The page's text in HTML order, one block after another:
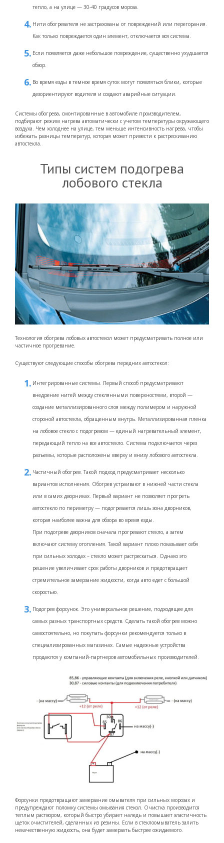
тепло, а на улице — 30-40 градусов мороза.
Нити обогревателя не застрахованы от повреждений или перегорания.
Как только повреждается один элемент, отключается вся система.
Если появляется даже небольшое повреждение, существенно ухудшается
обзор.
Во время езды в темное время суток могут появляться блики, которые
дезориентируют водителя и создают аварийные ситуации.
Системы обогрева, смонтированные в автомобиле производителем,
подбирают режим нагрева автоматически с учетом температуры окружающего
воздуха. Чем холоднее на улице, тем меньше интенсивность нагрева, чтобы
избежать разницы температур, которая может привести к растрескиванию
автостекла.
Типы систем подогрева
лобового стекла
Технология обогрева лобовых автостекол может предусматривать полное или
частичное прогревание.
Существуют следующие способы обогрева передних автостекол:
Интегрированные системы. Первый способ предусматривают
внедрение нитей между стеклянными поверхностями, второй —
создание металлизированного слоя между полимером и наружной
стороной автостекла, обращенным внутрь. Металлизированная пленка
на лобовое стекло с подогревом — единый нагревательный элемент,
передающий тепло на все автостекло. Система подключается через
разъемы, которые расположены вверху и внизу лобового автостекла.
Частичный обогрев. Такой подход предусматривает несколько
вариантов исполнения. Обогрев устраивают в нижней части стекла
или в самих дворниках. Первый вариант не позволяет прогреть
автостекло по периметру — подогревается лишь зона дворников,
которая наиболее важна для обзора во время езды.
При подогреве дворников сначала прогревают стекло, а затем
включают систему отопления. Такой вариант плохо показывает себя
при сильных холодах – стекло может растрескаться. Однако это
решение увеличивает срок работы дворников и предотвращает
стремительное замерзание жидкости, когда авто едет с большой
скоростью.
Подогрев форсунок. Это универсальное решение, подходящее для
самых разных транспортных средств. Сделать такой обогрев можно
самостоятельно, но покупать форсунки рекомендуется только в
специализированных магазинах. Самые надежные устройства
продаются у компаний-партнеров автомобильных производителей.
Форсунки предотвращают замерзание омывателя при сильных морозах и
предупреждают поломку системы омывания стекол. Очистка производится
теплым раствором, который быстро убирает наледь и повышает эластичность
щеток очистителей, сделанных из резины. Если в стеклоомыватель залить
некачественную жидкость, она будет замерзать быстрее ожидаемого.